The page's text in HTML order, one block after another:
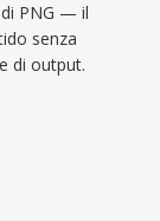
PNG — il
senza
di output.